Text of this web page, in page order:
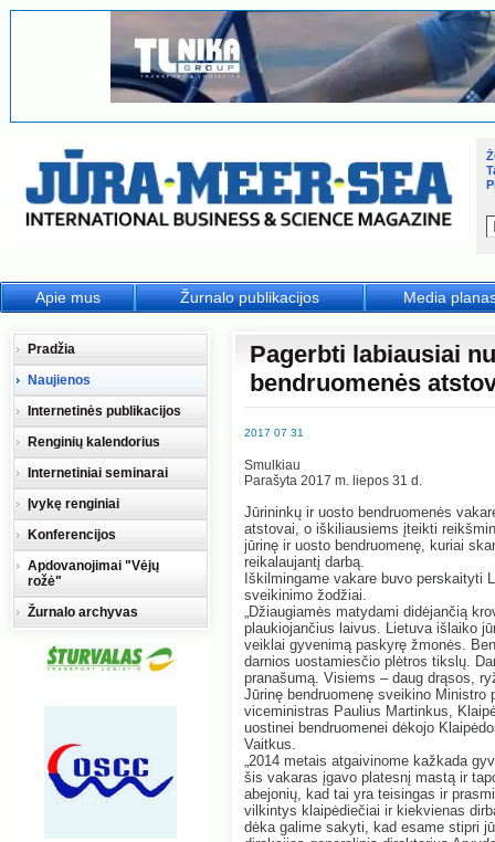
Pagerbti labiausiai
bendruomenės
2017 07 31
Smulkiau
Parašyta 2017 m. liepos 31 d.
Jūrininkų ir uosto bendruomenės
atstovai, o iškiliausiems įteikti
jūrinę ir uosto bendruomenę, kuriai
reikalaujantį darbą.
Iškilmingame vakare buvo perskaityti
sveikinimo žodžiai.
„Džiaugiamės matydami didėjančią
plaukiojančius laivus. Lietuva išlaiko
veiklai gyvenimą paskyrę žmonės.
darnios uostamiesčio plėtros tikslų.
pranašumą. Visiems – daug drąsos,
Jūrinę bendruomenę sveikino
viceministras Paulius Martinkus,
uostinei bendruomenei dėkojo
Vaitkus.
„2014 metais atgaivinome kažkada
šis vakaras įgavo platesnį mastą ir
abejonių, kad tai yra teisingas ir
vilkintys klaipėdiečiai ir kiekvienas
dėka galime sakyti, kad esame stipri
Pradžia
Naujienos
Internetinės publikacijos
Renginių kalendorius
Internetiniai seminarai
Įvykę renginiai
Konferencijos
Apdovanojimai "Vėjų
rožė"
Žurnalo archyvas
Apie mus Žurnalo publikacijos Media